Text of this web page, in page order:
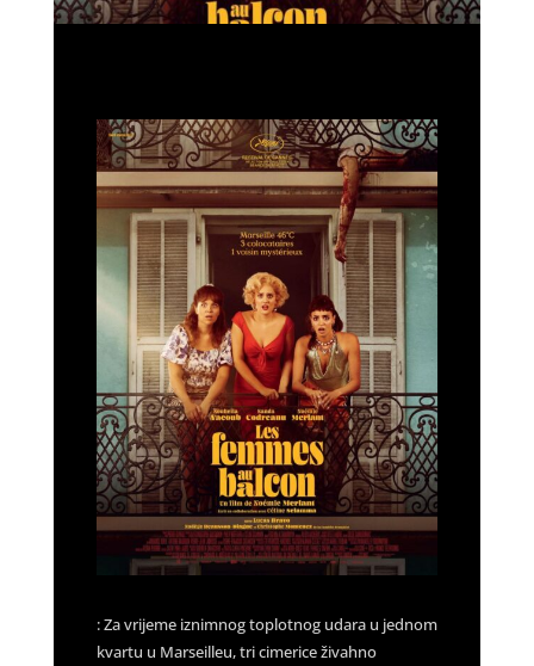
: Za vrijeme iznimnog toplotnog udara u jednom
kvartu u Marseilleu, tri cimerice živahno